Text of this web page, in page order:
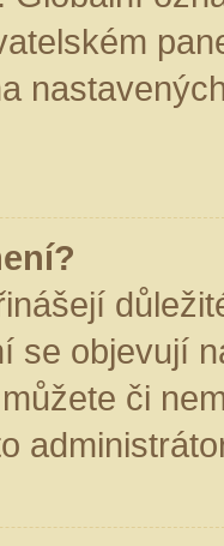
se objevují
či